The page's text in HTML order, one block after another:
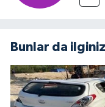
Bunlar da